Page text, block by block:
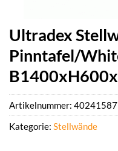
Ultradex
Pinntafel/
Artikelnummer:
Kategorie: Stellwände